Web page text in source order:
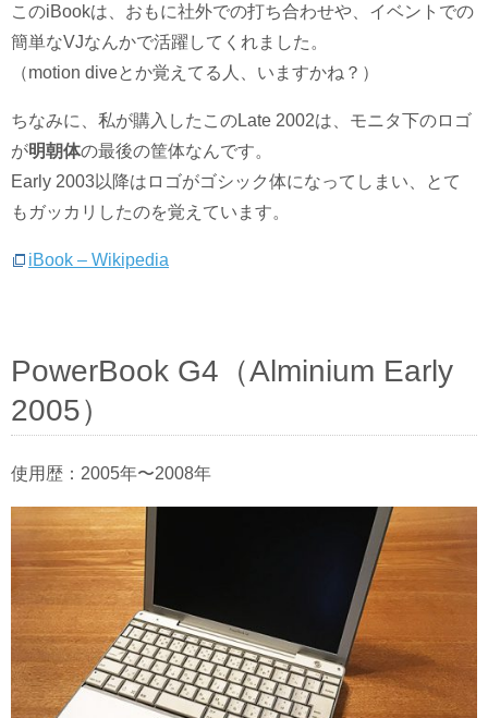
このiBookは、おもに社外での打ち合わせや、イベントでの
簡単なVJなんかで活躍してくれました。
（motion diveとか覚えてる人、いますかね？）
ちなみに、私が購入したこのLate 2002は、モニタ下のロゴ
が明朝体の最後の筐体なんです。
Early 2003以降はロゴがゴシック体になってしまい、とて
もガッカリしたのを覚えています。
iBook – Wikipedia
PowerBook G4（Alminium Early
2005）
使用歴：2005年〜2008年